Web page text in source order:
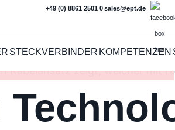
+49 (0) 8861 2501 0sales@ept.de
STECKVERBINDER KOMPETENZEN